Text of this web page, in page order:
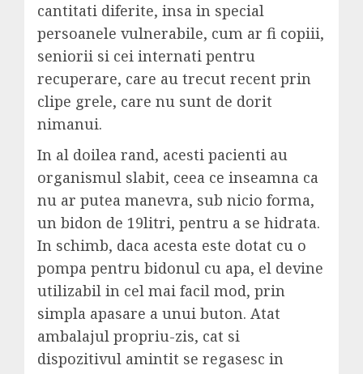
cantitati diferite, insa in special
persoanele vulnerabile, cum ar fi copiii,
seniorii si cei internati pentru
recuperare, care au trecut recent prin
clipe grele, care nu sunt de dorit
nimanui.
In al doilea rand, acesti pacienti au
organismul slabit, ceea ce inseamna ca
nu ar putea manevra, sub nicio forma,
un bidon de 19litri, pentru a se hidrata.
In schimb, daca acesta este dotat cu o
pompa pentru bidonul cu apa, el devine
utilizabil in cel mai facil mod, prin
simpla apasare a unui buton. Atat
ambalajul propriu-zis, cat si
dispozitivul amintit se regasesc in